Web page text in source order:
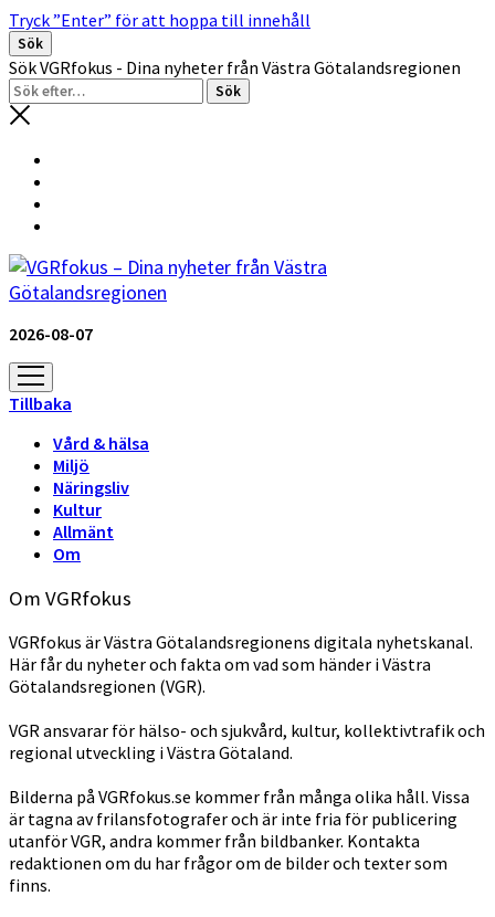
Tryck ”Enter” för att hoppa till innehåll
Sök
Sök VGRfokus - Dina nyheter från Västra Götalandsregionen
2026-08-07
öppna
meny
Tillbaka
Vård & hälsa
Miljö
Näringsliv
Kultur
Allmänt
Om
Om VGRfokus
VGRfokus är Västra Götalandsregionens digitala nyhetskanal.
Här får du nyheter och fakta om vad som händer i Västra
Götalandsregionen (VGR).
VGR ansvarar för hälso- och sjukvård, kultur, kollektivtrafik och
regional utveckling i Västra Götaland.
Bilderna på VGRfokus.se kommer från många olika håll. Vissa
är tagna av frilansfotografer och är inte fria för publicering
utanför VGR, andra kommer från bildbanker. Kontakta
redaktionen om du har frågor om de bilder och texter som
finns.